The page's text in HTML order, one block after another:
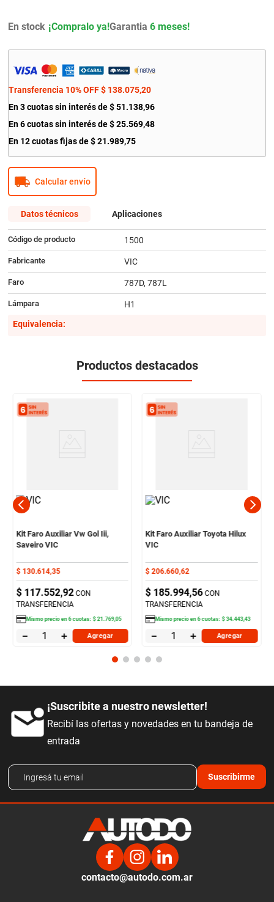
En stock Garantia 6 meses!
Transferencia 10% OFF $ 138.075,20
En 3 cuotas sin interés de $ 51.138,96
En 6 cuotas sin interés de$ 25.569,48
En 12 cuotas fijas de $ 21.989,75
Calcular envío
Datos técnicos Aplicaciones
Código de producto 1500
Fabricante VIC
Faro 787D, 787L
Lámpara
H1
Equivalencia:
Productos destacados
Kit Faro Auxiliar Vw Gol Iii,
Saveiro VIC
$ 130.614,35
$ 117.552,92 CON
TRANSFERENCIA
Mismo precio en6cuotas:$ 21 .769,05
＋
－ Agregar
Kit Faro Auxiliar Toyota Hilux
VIC
$ 206.660,62
$ 185.994,56 CON
TRANSFERENCIA
Mismo precio en6cuotas:$ 34.443,43
＋
－ Agregar
¡Suscribite a nuestro newsletter!
Recibí las ofertas y novedades en tu bandeja de
entrada
Suscribirme
contacto@autodo.com.ar
10 . bmw